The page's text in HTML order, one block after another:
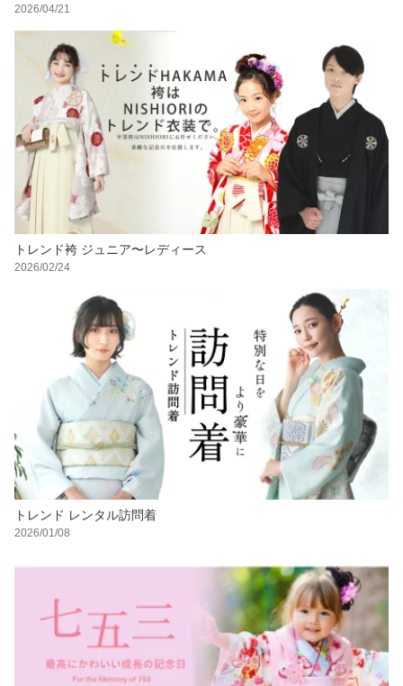
2026/04/21
トレンド袴 ジュニア〜レディース
2026/02/24
トレンド レンタル訪問着
2026/01/08